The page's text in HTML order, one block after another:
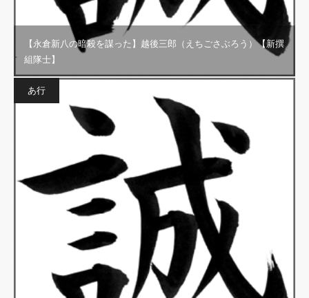
【永倉新八の暗殺を謀った】越後三郎（えちごさぶろう）【新撰
組隊士】
あ行